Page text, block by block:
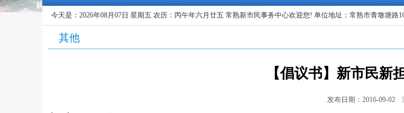
今天是：2026年08月07日 星期五 农历：丙午年六月廿五 常熟新市民事务中心欢迎您! 单位地址：常熟市青墩塘路
其他
【倡议书】新市民新
发布日期：2016-09-02